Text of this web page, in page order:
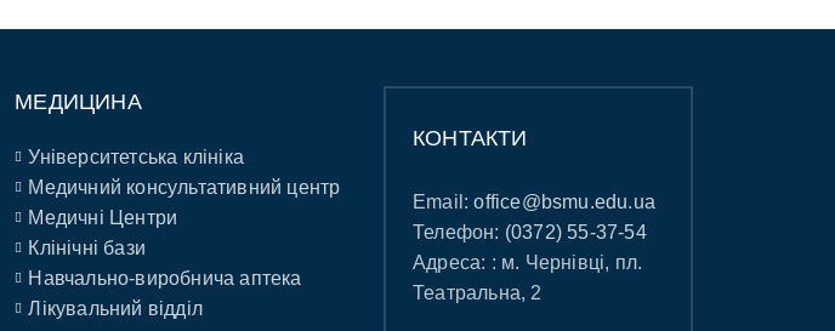
МЕДИЦИНА
Університетська клініка
Медичний консультативний центр
Медичні Центри
Клінічні бази
Навчально-виробнича аптека
Лікувальний відділ
КОНТАКТИ
Email:office@bsmu.edu.ua
Телефон: (0372) 55-37-54
Адреса: : м. Чернівці, пл.
Театральна, 2